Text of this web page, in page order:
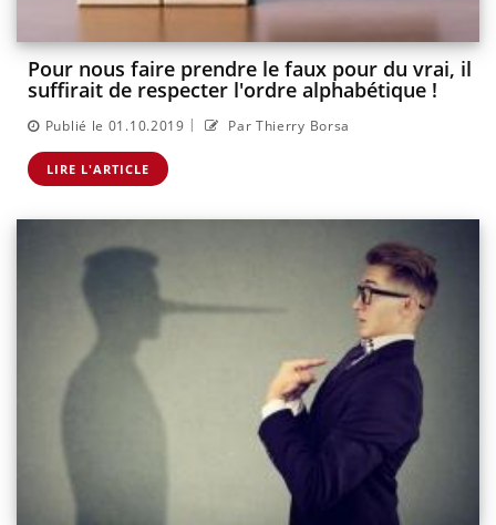
Pour nous faire prendre le faux pour du vrai, il
suffirait de respecter l'ordre alphabétique !
Publié le 01.10.2019 | Par Thierry Borsa
LIRE L'ARTICLE